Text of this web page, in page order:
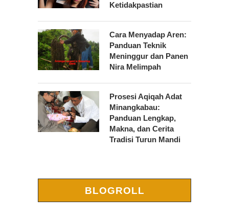
Ketidakpastian
Cara Menyadap Aren:
Panduan Teknik
Meninggur dan Panen
Nira Melimpah
Prosesi Aqiqah Adat
Minangkabau:
Panduan Lengkap,
Makna, dan Cerita
Tradisi Turun Mandi
BLOGROLL